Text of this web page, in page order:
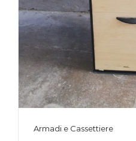
Armadi e Cassettiere